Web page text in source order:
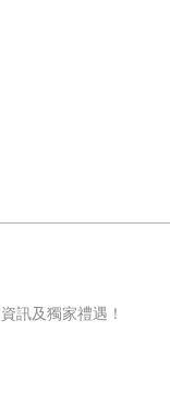
訊及獨家禮遇！